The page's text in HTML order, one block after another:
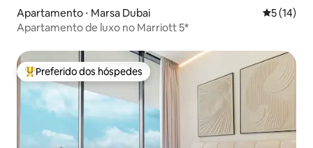
Apartamento ⋅ Marsa Dubai 5 de uma
5 (14)
Apartamento de luxo no Marriott 5*
Entre os melhores preferidos dos hóspedes
Preferido dos hóspedes